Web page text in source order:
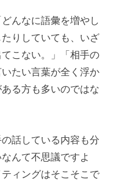
んなに語彙を増やし
りしていても、いざ
こない。」「相手の
たい言葉が全く浮か
る方も多いのではな
話している内容も分
んて不思議ですよ
ィングはそこそこで